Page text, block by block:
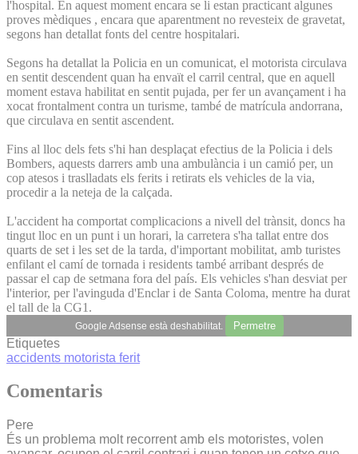
l'hospital. En aquest moment encara se li estan practicant algunes
proves mèdiques , encara que aparentment no revesteix de gravetat,
segons han detallat fonts del centre hospitalari.
Segons ha detallat la Policia en un comunicat, el motorista circulava
en sentit descendent quan ha envaït el carril central, que en aquell
moment estava habilitat en sentit pujada, per fer un avançament i ha
xocat frontalment contra un turisme, també de matrícula andorrana,
que circulava en sentit ascendent.
Fins al lloc dels fets s'hi han desplaçat efectius de la Policia i dels
Bombers, aquests darrers amb una ambulància i un camió per, un
cop atesos i traslladats els ferits i retirats els vehicles de la via,
procedir a la neteja de la calçada.
L'accident ha comportat complicacions a nivell del trànsit, doncs ha
tingut lloc en un punt i un horari, la carretera s'ha tallat entre dos
quarts de set i les set de la tarda, d'important mobilitat, amb turistes
enfilant el camí de tornada i residents també arribant després de
passar el cap de setmana fora del país. Els vehicles s'han desviat per
l'interior, per l'avinguda d'Enclar i de Santa Coloma, mentre ha durat
el tall de la CG1.
Google Adsense està deshabilitat. Permetre
Etiquetes
accidents motorista ferit
Comentaris
Pere
És un problema molt recorrent amb els motoristes, volen